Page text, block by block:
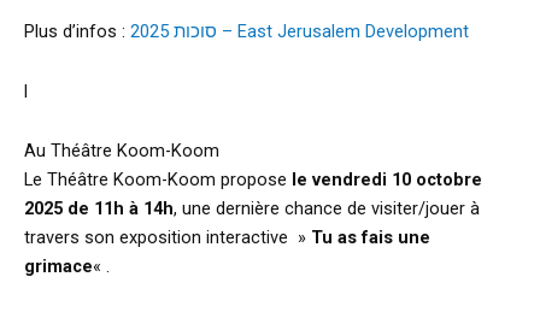
Plus d’infos : סוכות 2025 – East Jerusalem Development
l
Au Théâtre Koom-Koom
Le Théâtre Koom-Koom propose le vendredi 10 octobre
2025 de 11h à 14h, une dernière chance de visiter/jouer à
travers son exposition interactive » Tu as fais une
grimace« .